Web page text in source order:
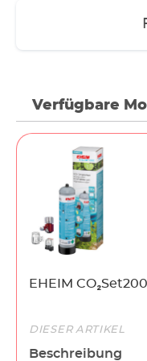
Verfügbare
EHEIM CO₂Set200
DIESER ARTIKEL
Beschreibung